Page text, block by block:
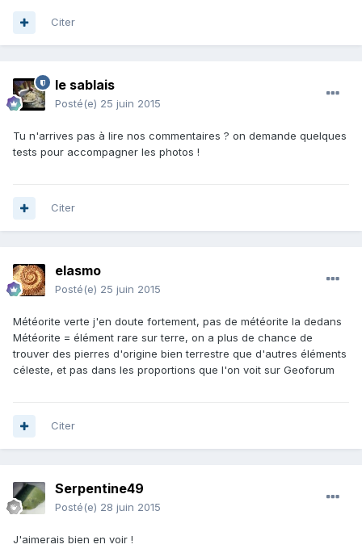
Citer
le sablais
Posté(e) 25 juin 2015
Tu n'arrives pas à lire nos commentaires ? on demande quelques
tests pour accompagner les photos !
Citer
elasmo
Posté(e) 25 juin 2015
Météorite verte j'en doute fortement, pas de météorite la dedans
Météorite = élément rare sur terre, on a plus de chance de
trouver des pierres d'origine bien terrestre que d'autres éléments
céleste, et pas dans les proportions que l'on voit sur Geoforum
Citer
Serpentine49
Posté(e) 28 juin 2015
J'aimerais bien en voir !